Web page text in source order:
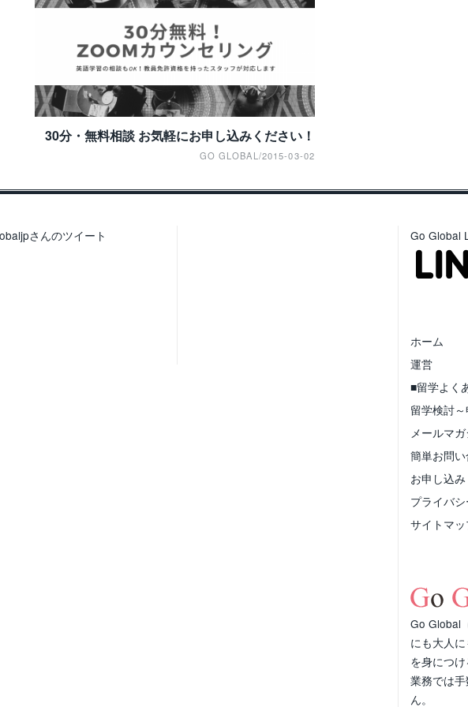
30分・無料相談 お気軽にお申し込みください！
GO GLOBAL /2015-03-02
さんのツイート Go Global
ホーム
運営
■留学よく
留学検討
メールマ
簡単お問
お申し込み
プライバ
サイトマ
Go Global
にも大人
を身につ
業務では
ん。